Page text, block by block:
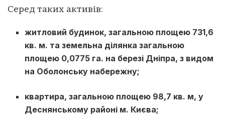
Серед таких активів:
житловий будинок, загальною площею 731,6
кв. м. та земельна ділянка загальною
площею 0,0775 га. на березі Дніпра, з видом
на Оболонську набережну;
квартира, загальною площею 98,7 кв. м, у
Деснянському районі м. Києва;